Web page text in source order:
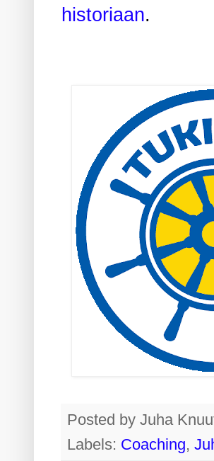
historiaan.
Posted byJuha
Labels: Coaching,